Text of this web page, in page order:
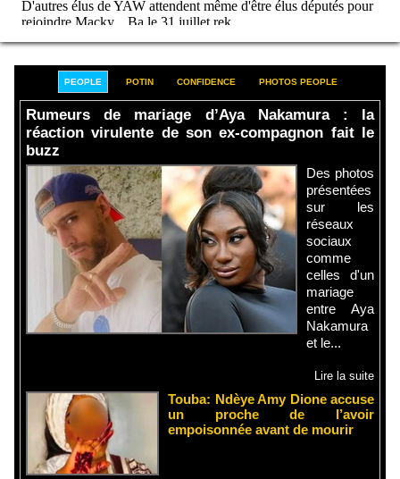
PEOPLE POTIN CONFIDENCE PHOTOS PEOPLE
Rumeurs de mariage d’Aya Nakamura : la
réaction virulente de son ex-compagnon fait le
buzz
Des photos
présentées
sur les
réseaux
sociaux
comme
celles d'un
mariage
entre Aya
Nakamura
et le...
Lire la suite
Touba: Ndèye Amy Dione accuse
un proche de l’avoir
empoisonnée avant de mourir